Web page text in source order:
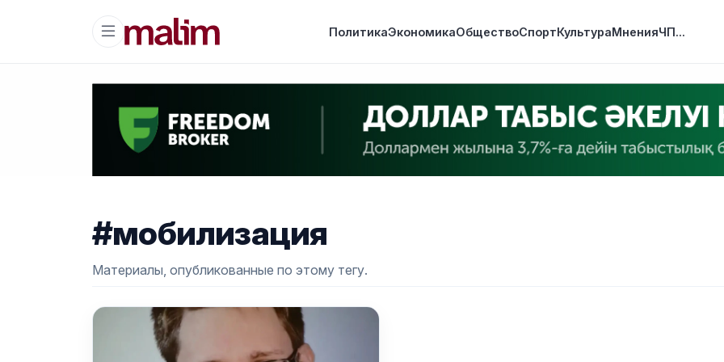
ПолитикаЭкономикаОбществоСпортКультураМненияЧП...
#мобилизация
Материалы, опубликованные по этому тегу.